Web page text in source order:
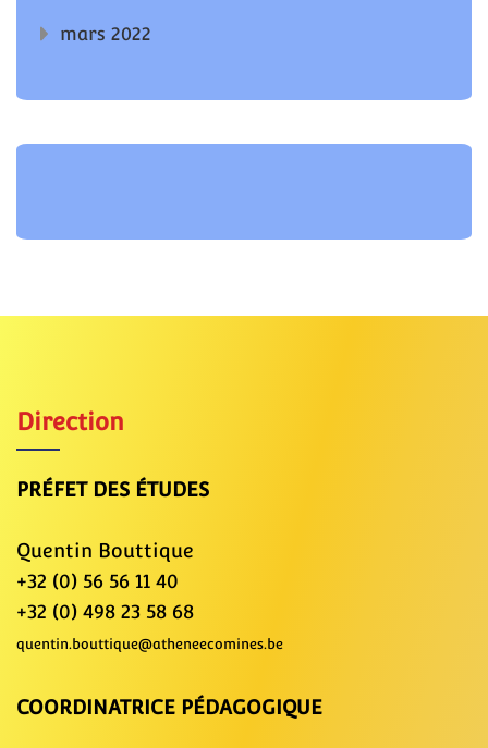
mars 2022
Direction
PRÉFET DES ÉTUDES
Quentin Bouttique
+32 (0) 56 56 11 40
+32 (0) 498 23 58 68
quentin.bouttique@atheneecomines.be
COORDINATRICE PÉDAGOGIQUE